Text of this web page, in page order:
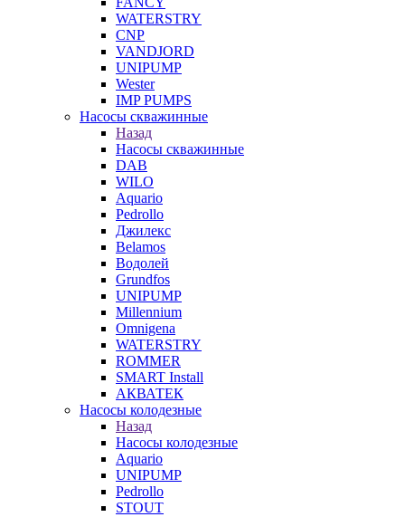
WATERSTRY
CNP
VANDJORD
UNIPUMP
Wester
IMP PUMPS
Насосы скважинные
Назад
Насосы скважинные
DAB
WILO
Aquario
Pedrollo
Джилекс
Belamos
Водолей
Grundfos
UNIPUMP
Millennium
Omnigena
WATERSTRY
ROMMER
SMART Install
АКВАТЕК
Насосы колодезные
Назад
Насосы колодезные
Aquario
UNIPUMP
Pedrollo
STOUT